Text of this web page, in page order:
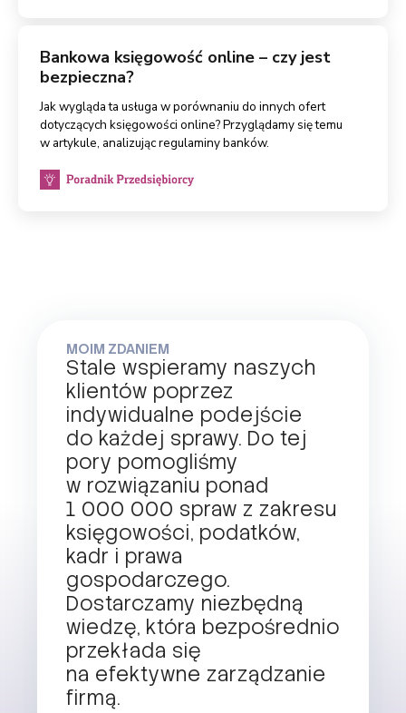
Bankowa księgowość online – czy jest
bezpieczna?
Jak wygląda ta usługa w porównaniu do innych ofert
dotyczących księgowości online? Przyglądamy się temu
w artykule, analizując regulaminy banków.
MOIM ZDANIEM
Stale wspieramy naszych
klientów poprzez
indywidualne podejście
do każdej sprawy. Do tej
pory pomogliśmy
w rozwiązaniu ponad
1 000 000 spraw z zakresu
księgowości, podatków,
kadr i prawa
gospodarczego.
Dostarczamy niezbędną
wiedzę, która bezpośrednio
przekłada się
na efektywne zarządzanie
firmą.